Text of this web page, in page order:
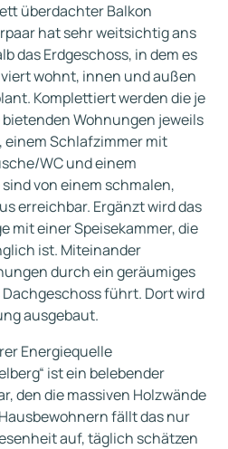
überdachter Balkon
hat sehr weitsichtig ans
das Erdgeschoss, in dem es
wohnt, innen und außen
Komplettiert werden die je
Wohnungen jeweils
einem Schlafzimmer mit
WC und einem
von einem schmalen,
erreichbar. Ergänzt wird das
mit einer Speisekammer, die
ist. Miteinander
durch ein geräumiges
führt. Dort wird
ausgebaut.
Energiequelle
ist ein belebender
den die massiven Holzwände
fällt das nur
auf, täglich schätzen